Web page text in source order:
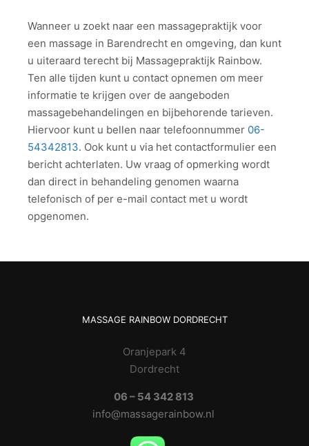
Wanneer u zoekt naar een massagepraktijk voor
een massage in Barendrecht en omgeving, dan kunt
u uiteraard terecht bij Massagepraktijk Rainbow.
Ten alle tijden kunt u contact opnemen om meer
informatie te krijgen over de aangeboden
massagebehandelingen en bijbehorende tarieven.
Hiervoor kunt u bellen naar telefoonnummer 06-
54342813. Ook kunt u via het contactformulier een
bericht achterlaten. Uw vraag of opmerking wordt
dan direct in behandeling genomen waarna
telefonisch of per e-mail contact met u wordt
opgenomen.
MASSAGE RAINBOW DORDRECHT
Oranjepark 4
Dordrecht
06 – 54 342 813
info@massagerainbow.nl